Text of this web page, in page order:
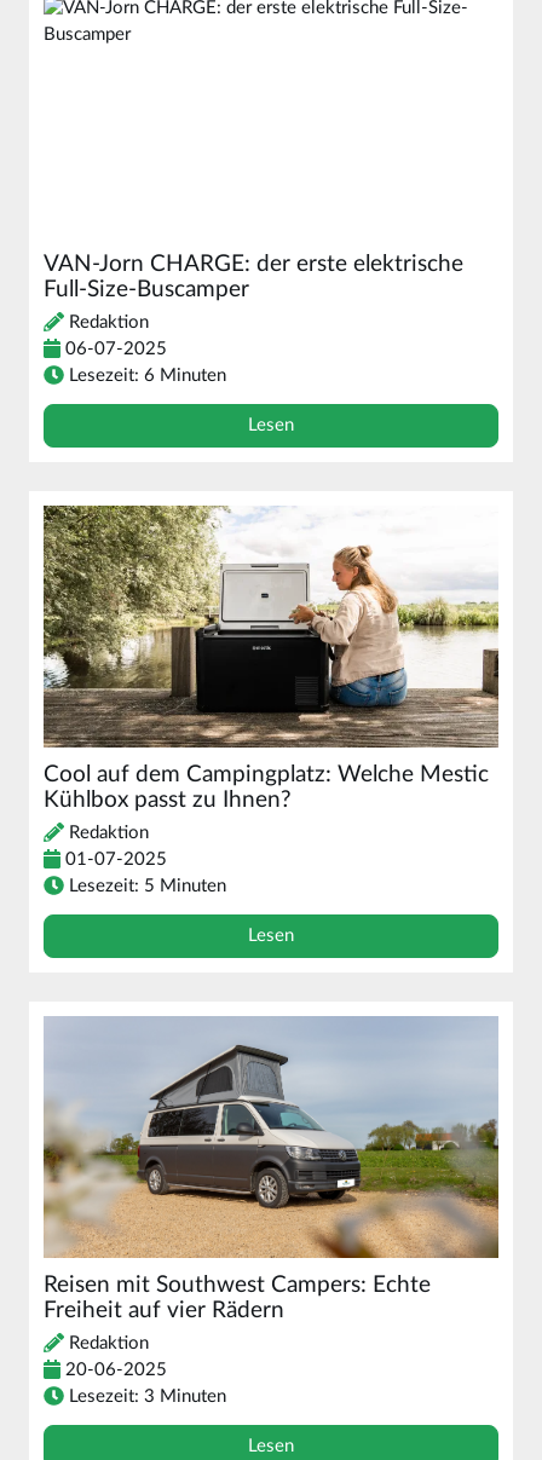
VAN-Jorn CHARGE: der erste elektrische
Full-Size-Buscamper
Redaktion
06-07-2025
Lesezeit: 6 Minuten
Lesen
Cool auf dem Campingplatz: Welche Mestic
Kühlbox passt zu Ihnen?
Redaktion
01-07-2025
Lesezeit: 5 Minuten
Lesen
Reisen mit Southwest Campers: Echte
Freiheit auf vier Rädern
Redaktion
20-06-2025
Lesezeit: 3 Minuten
Lesen